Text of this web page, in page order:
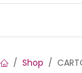
Shop